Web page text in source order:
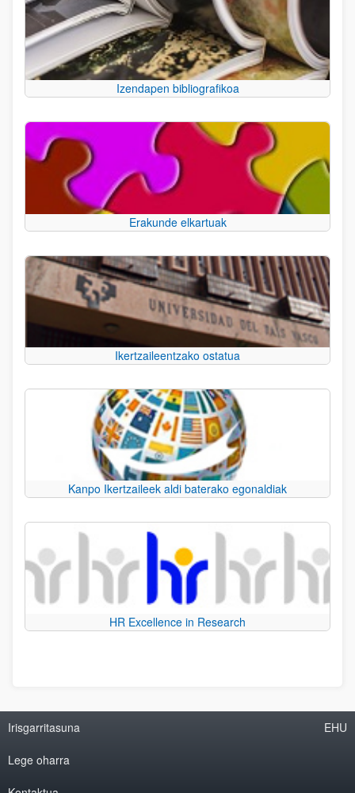
Izendapen bibliografikoa
Erakunde elkartuak
Ikertzaileentzako ostatua
Kanpo Ikertzaileek aldi baterako egonaldiak
HR Excellence in Research
Irisgarritasuna
Lege oharra
EHU